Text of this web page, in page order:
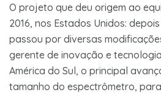
O projeto que deu origem ao
2016, nos Estados Unidos:
passou por diversas
gerente de inovação e
América do Sul, o principal
tamanho do espectrômetro,